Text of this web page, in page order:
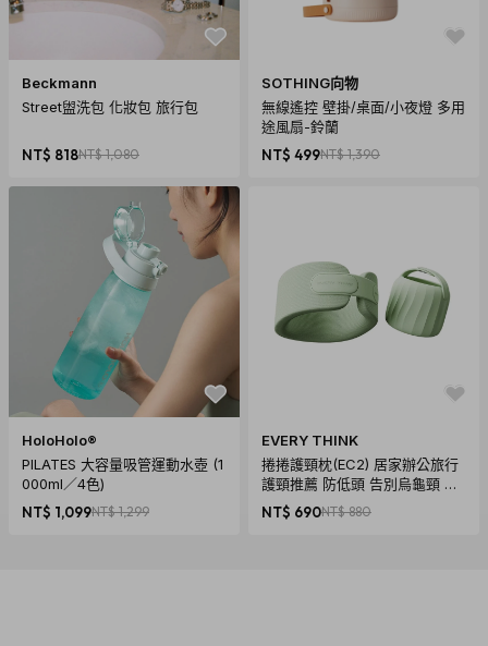
Beckmann
Street盥洗包 化妝包 旅行包
NT$ 818NT$ 1,080
SOTHING向物
無線遙控 壁掛/桌面/小夜燈 多用
途風扇-鈴蘭
NT$ 499NT$ 1,390
HoloHolo®
PILATES 大容量吸管運動水壺 (1
000ml／4色)
NT$ 1,099NT$ 1,299
EVERY THINK
捲捲護頸枕(EC2) 居家辦公旅行
護頸推薦 防低頭 告別烏龜頸 頸
椎養護 多色可選
NT$ 690NT$ 880